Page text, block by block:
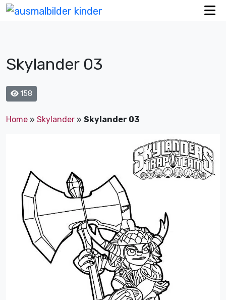
Skylander 03
158
Home » Skylander » Skylander 03